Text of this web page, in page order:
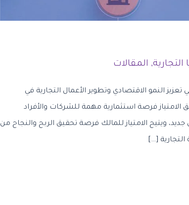
التجارية, المقالات
النمو الاقتصادي وتطوير الأعمال التجارية في
فرصة استثمارية مهمة للشركات والأفراد
ويتيح الامتياز للمالك فرصة تحقيق الربح والنجاح من
[…]